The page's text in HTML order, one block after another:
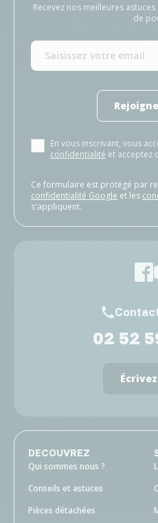
Recevez nos meilleures
de
En vous inscrivant, vous
confidentialité et acceptez
Ce formulaire est protégé par
confidentialité Google et les
s'appliquent.
02 52
DECOUVREZ
Qui sommes nous ?
Conseils et astuces
Pièces détachées